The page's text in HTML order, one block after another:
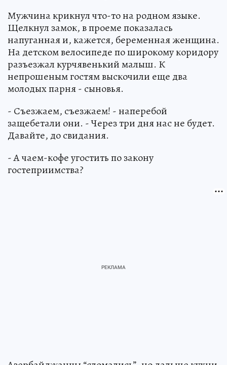
Мужчина крикнул что-то на родном языке.
Щелкнул замок, в проеме показалась
напуганная и, кажется, беременная женщина.
На детском велосипеде по широкому коридору
разъезжал курчявенький малыш. К
непрошеным гостям выскочили еще два
молодых парня - сыновья.
- Съезжаем, съезжаем! - наперебой
защебетали они. - Через три дня нас не будет.
Давайте, до свидания.
- А чаем-кофе угостить по закону
гостеприимства?